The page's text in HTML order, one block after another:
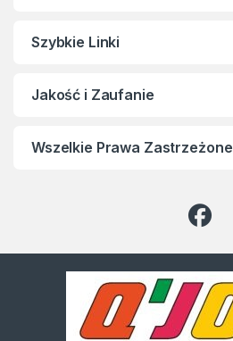
Szybkie Linki
Jakość i Zaufanie
Wszelkie Prawa Zastrzeżone